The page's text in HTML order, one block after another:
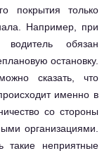
покрытия только
Например, при
водитель обязан
остановку.
сказать, что
именно в
со стороны
организациями.
такие неприятные